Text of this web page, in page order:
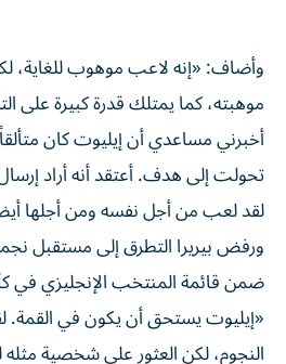
وأضاف: «إنه لاعب موهوب
موهبته، كما يمتلك قدرة كبيرة على
أخبرني مساعدي أن إيليوت كان
تحولت إلى هدف. أعتقد أنه أراد إرسال
لقد لعب من أجل نفسه ومن أجلها
ورفض بيريرا التطرق إلى مستقبل
ضمن قائمة المنتخب الإنجليزي في
«إيليوت يستحق أن يكون في القمة.
النجوم، لكن العثور على شخصية